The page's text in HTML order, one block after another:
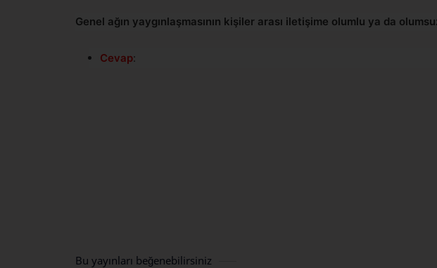
Genel ağın yaygınlaşmasının kişiler arası iletişime olumlu ya da
Cevap:
Bu yayınları beğenebilirsiniz